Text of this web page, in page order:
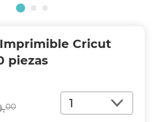
Cricut
piezas
Cantidad
00